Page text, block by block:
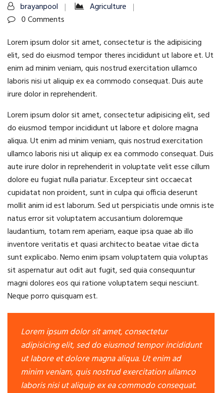
brayanpool
Agriculture
0 Comments
Lorem ipsum dolor sit amet, consectetur is the adipisicing
elit, sed do eiusmod tempor theres incididunt ut labore et. Ut
enim ad minim veniam, quis nostrud exercitation ullamco
laboris nisi ut aliquip ex ea commodo consequat. Duis aute
irure dolor in reprehenderit.
Lorem ipsum dolor sit amet, consectetur adipisicing elit, sed
do eiusmod tempor incididunt ut labore et dolore magna
aliqua. Ut enim ad minim veniam, quis nostrud exercitation
ullamco laboris nisi ut aliquip ex ea commodo consequat. Duis
aute irure dolor in reprehenderit in voluptate velit esse cillum
dolore eu fugiat nulla pariatur. Excepteur sint occaecat
cupidatat non proident, sunt in culpa qui officia deserunt
mollit anim id est laborum. Sed ut perspiciatis unde omnis iste
natus error sit voluptatem accusantium doloremque
laudantium, totam rem aperiam, eaque ipsa quae ab illo
inventore veritatis et quasi architecto beatae vitae dicta
sunt explicabo. Nemo enim ipsam voluptatem quia voluptas
sit aspernatur aut odit aut fugit, sed quia consequuntur
magni dolores eos qui ratione voluptatem sequi nesciunt.
Neque porro quisquam est.
Lorem ipsum dolor sit amet, consectetur
adipisicing elit, sed do eiusmod tempor incididunt
ut labore et dolore magna aliqua. Ut enim ad
minim veniam, quis nostrud exercitation ullamco
laboris nisi ut aliquip ex ea commodo consequat.